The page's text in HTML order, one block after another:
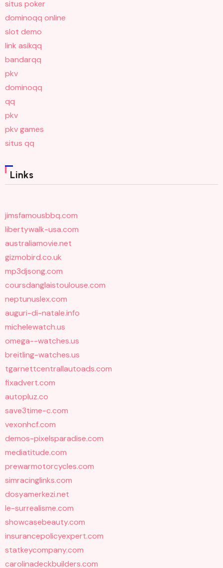
situs poker
dominoqq online
slot demo
link asikqq
bandarqq
pkv
dominoqq
qq
pkv
pkv games
situs qq
Links
jimsfamousbbq.com
libertywalk-usa.com
australiamovie.net
gizmobird.co.uk
mp3djsong.com
coursdanglaistoulouse.com
neptunuslex.com
auguri-di-natale.info
michelewatch.us
omega--watches.us
breitling-watches.us
tgarnettcentrallautoads.com
fixadvert.com
autopluz.co
save3time-c.com
vexonhcf.com
demos-pixelsparadise.com
mediatitude.com
prewarmotorcycles.com
simracinglinks.com
dosyamerkezi.net
le-surrealisme.com
showcasebeauty.com
insurancepolicyexpert.com
statkeycompany.com
carolinadeckbuilders.com